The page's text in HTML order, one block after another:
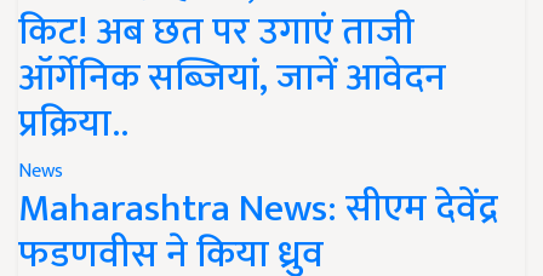
किट! अब छत पर उगाएं ताजी
ऑर्गेनिक सब्जियां, जानें आवेदन
प्रक्रिया..
News
Maharashtra News: सीएम देवेंद्र
फडणवीस ने किया ध्रुव